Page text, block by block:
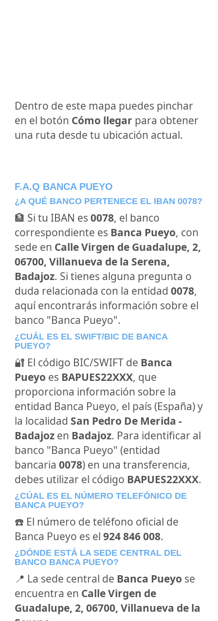
Dentro de este mapa puedes pinchar
en el botón Cómo llegar para obtener
una ruta desde tu ubicación actual.
F.A.Q BANCA PUEYO
¿A QUÉ BANCO PERTENECE EL IBAN 0078?
🏦 Si tu IBAN es 0078, el banco
correspondiente es Banca Pueyo, con
sede en Calle Virgen de Guadalupe, 2,
06700, Villanueva de la Serena,
Badajoz. Si tienes alguna pregunta o
duda relacionada con la entidad 0078,
aquí encontrarás información sobre el
banco "Banca Pueyo".
¿CUÁL ES EL SWIFT/BIC DE BANCA
PUEYO?
🔐 El código BIC/SWIFT de Banca
Pueyo es BAPUES22XXX, que
proporciona información sobre la
entidad Banca Pueyo, el país (España) y
la localidad San Pedro De Merida -
Badajoz en Badajoz. Para identificar al
banco "Banca Pueyo" (entidad
bancaria 0078) en una transferencia,
debes utilizar el código BAPUES22XXX.
¿CÚAL ES EL NÚMERO TELEFÓNICO DE
BANCA PUEYO?
☎️ El número de teléfono oficial de
Banca Pueyo es el 924 846 008.
¿DÓNDE ESTÁ LA SEDE CENTRAL DEL
BANCO BANCA PUEYO?
📍 La sede central de Banca Pueyo se
encuentra en Calle Virgen de
Guadalupe, 2, 06700, Villanueva de la